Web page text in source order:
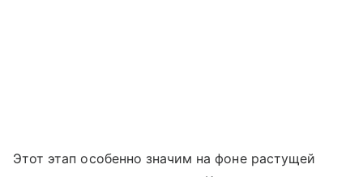
Этот этап особенно значим на фоне растущей